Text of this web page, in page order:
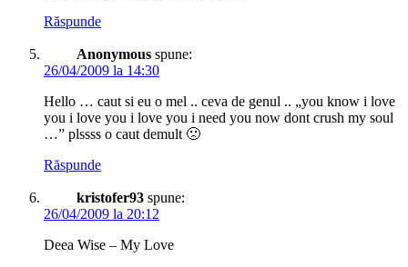
Răspunde
Anonymous spune:
26/04/2009 la 14:30
Hello … caut si eu o mel .. ceva de genul .. „you know i love
you i love you i love you i need you now dont crush my soul
…” plssss o caut demult 🙁
Răspunde
kristofer93 spune:
26/04/2009 la 20:12
Deea Wise – My Love